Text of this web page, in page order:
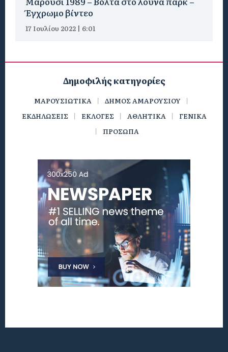
Έγχρωμο βίντεο
17 Ιουλίου 2022 | 6:01
Δημοφιλής κατηγορίες
ΜΑΡΟΥΣΙΩΤΙΚΑ
ΔΗΜΟΣ ΑΜΑΡΟΥΣΙΟΥ
ΕΚΔΗΛΩΣΕΙΣ
ΕΚΛΟΓΕΣ ΑΘΛΗΤΙΚΑ
ΓΕΝΙΚΑ
ΠΡΟΣΩΠΑ